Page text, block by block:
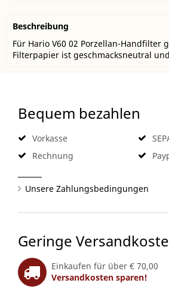
Beschreibung
Für Hario V60 02 Porzellan-Handfilter
Filterpapier ist geschmacksneutral
Bequem bezahlen
Vorkasse
Rechnung
Unsere Zahlungsbedingungen
Geringe
Einkaufen für über € 70,00
Versandkosten sparen!